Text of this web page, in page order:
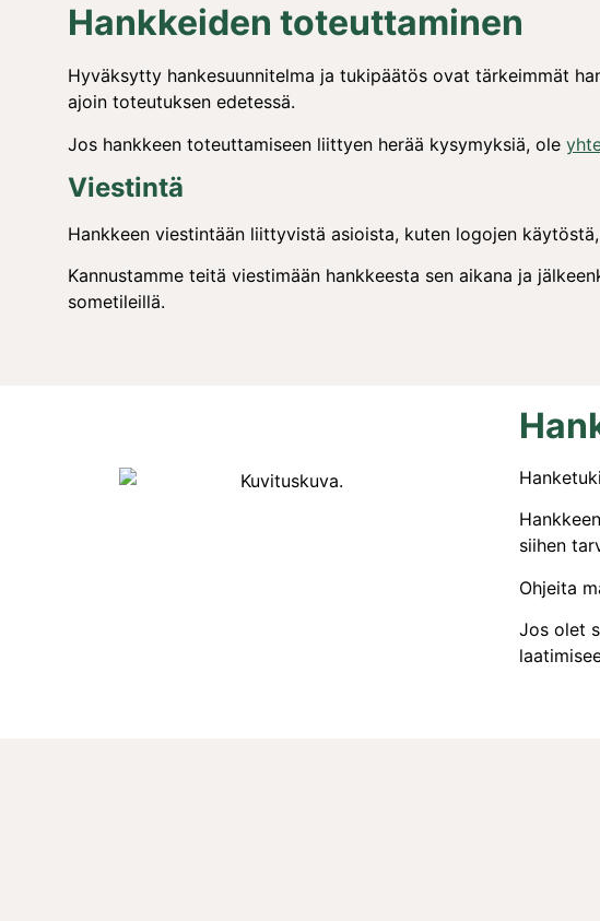
Hankkeiden toteuttaminen
Hyväksytty hankesuunnitelma ja tukipäätös ovat tärkeimmät
ajoin toteutuksen edetessä.
Jos hankkeen toteuttamiseen liittyen herää kysymyksiä, ole
Viestintä
Hankkeen viestintään liittyvistä asioista, kuten logojen
Kannustamme teitä viestimään hankkeesta sen aikana ja
sometileillä.
siihen
Ohjeita
Jos olet